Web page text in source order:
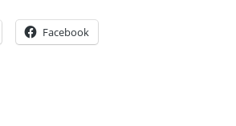
Facebook